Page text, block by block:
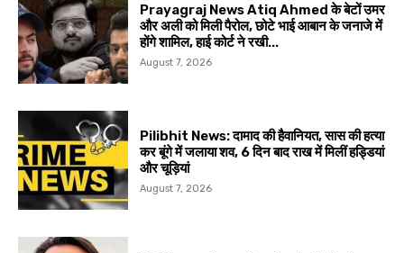
Prayagraj News Atiq Ahmed के बेटों उमर
और अली को मिली पैरोल, छोटे भाई आबान के जनाजे में
होंगे शामिल, हाई कोर्ट ने रखी...
August 7, 2026
Pilibhit News: दामाद की हैवानियत, सास की हत्या
कर बूंगे में जलाया शव, 6 दिन बाद राख में मिलीं हड्डियां
और चूड़ियां
August 7, 2026